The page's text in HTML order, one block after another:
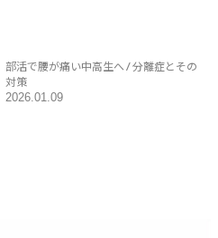
部活で腰が痛い中高生へ / 分離症とその
対策
2026.01.09